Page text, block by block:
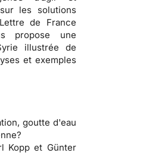
les solutions
de France
propose une
illustrée de
et exemples
goutte d'eau
Kopp et Günter